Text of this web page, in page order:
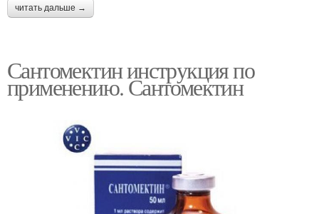
читать дальше →
Сантомектин инструкция по
применению. Сантомектин